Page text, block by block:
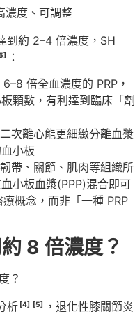
到約 2–4 倍濃度，SH
：
倍全血濃度的 PRP，
顆數，有利達到臨床「劑
次離心能更細緻分離血漿
小板
帶、關節、肌肉等組織所
小板血漿(PPP)混合即可
療概念，而非「一種 PRP
8 倍濃度？
析 [4] [5]
，退化性膝關節炎